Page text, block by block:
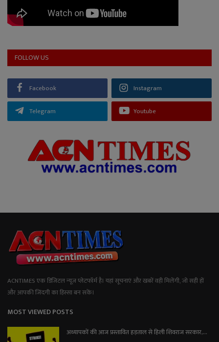
FOLLOW US
Facebook Instagram
Telegram Youtube
ACNTIMES एक डिजिटल न्यूज प्लेटफॉर्म है। यहां सूचनाएं और खबरें वही मिलेंगी, जो सही हों
और आपकी जिंदगी का हिस्सा बन सकें।
MOST VIEWED POSTS
अध्यापकों की आज प्रस्तावित हड़ताल से हिली शिवराज सरकार,...